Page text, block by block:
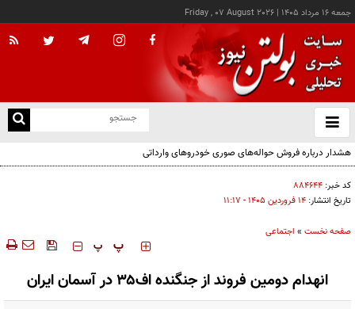
جمعه ۱۶ مرداد ۱۴۰۵ |
Friday , 07 August 2026
باز
و
هشدار درباره فروش حواله‌های صوری خودروهای وارداتی
کد خبر: ۸۸۴۶۴۴
تاریخ انتشار: ۱۴ فروردين ۱۴۰۵ - ۱۱:۱۷
صفحه نخست » اجتماعی
‍‍‍ پ پ
انهدام دومین فروند از جنگنده اف۳۵ در آسمان ایران